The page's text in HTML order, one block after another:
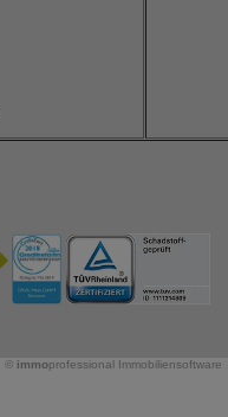
© immoprofessional Immobiliensoftware